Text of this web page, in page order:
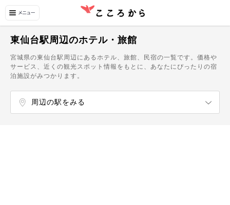
東仙台駅周辺のホテル・旅館
宮城県の東仙台駅周辺にあるホテル、旅館、民宿の一覧です。価格や
サービス、近くの観光スポット情報をもとに、あなたにぴったりの宿
泊施設がみつかります。
周辺の駅をみる